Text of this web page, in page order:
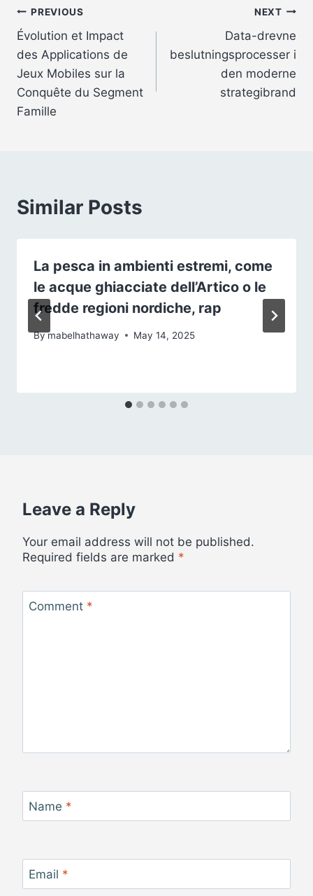
Post
navigation
PREVIOUS
Évolution et Impact
des Applications de
Jeux Mobiles sur la
Conquête du Segment
Famille
NEXT
Data-drevne
beslutningsprocesser i
den moderne
strategibrand
Similar Posts
La pesca in ambienti estremi, come
le acque ghiacciate dell’Artico o le
fredde regioni nordiche, rap
Bymabelhathaway May 14, 2025
Leave a Reply
Your email address will not be published.
Required fields are marked *
Comment *
Name *
Email *